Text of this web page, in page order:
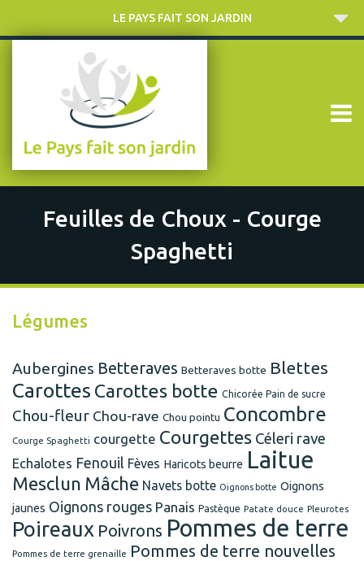
LE PAYS FAIT SON JARDIN
Feuilles de Choux - Courge
Spaghetti
Légumes
Aubergines Betteraves Betteraves botte Blettes
Carottes Carottes botte Chicorée Pain de sucre
Chou-fleur Chou-rave Chou pointu Concombre
Courge Spaghetti courgette Courgettes Céleri rave
Echalotes Fenouil Fèves Haricots beurre Laitue
Mesclun Mâche Navets botte Oignons botte Oignons
jaunes Oignons rouges Panais Pastèque Patate douce Pleurotes
Poireaux Poivrons Pommes de terre
Pommes de terre grenaille Pommes de terre nouvelles